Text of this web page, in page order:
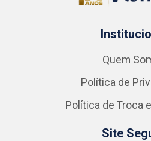
Quem
Política de
Política de Troca
Site